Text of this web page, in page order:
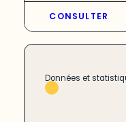
CONSULTER
Données et